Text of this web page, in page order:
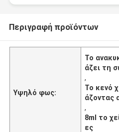
Περιγραφή προϊόντων
Υψηλό φως:
Το
άζει τη
,
Το κενό
άζοντας
,
8ml το
ες